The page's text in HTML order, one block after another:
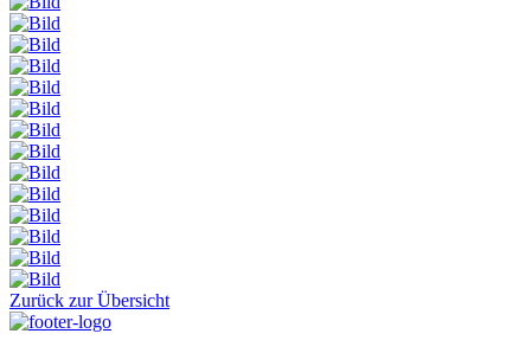
Zurück zur Übersicht